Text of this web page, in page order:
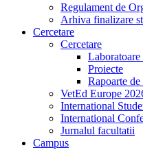
Regulament de
Arhiva finalizare
Cercetare
Cercetare
Laboratoare
Proiecte
Rapoarte de
VetEd Europe
International
International
Jurnalul facultatii
Campus